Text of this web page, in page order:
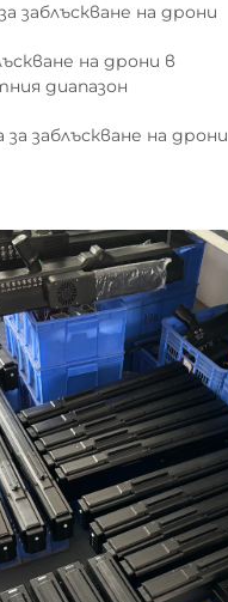
заблъскване на дрони
на дрони в
диапазон
заблъскване на дрони